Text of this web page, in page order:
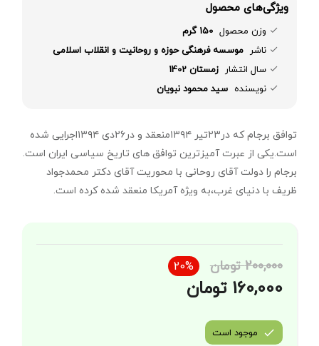
ویژگی‌های محصول
وزن محصول 150 گرم
ناشر موسسه فرهنگی حوزه و روحانیت و انقلاب اسلامی
سال انتشار زمستان 1402
نویسنده سید محمود نبویان
توافق برجام که در۲۳تیر ۱۳۹۴منعقد و در۲۶دی ۱۳۹۴اجرایی شده
است.یکی از عبرت آمیزترین توافق های تاریخ سیاسی ایران است.
برجام را دولت آقای روحانی با محوریت آقای دکتر محمدجواد
ظریف با دنیای غرب،به ویژه آمریکا منعقد شده کرده است.
200,000 تومان 20%
160,000 تومان
موجود است